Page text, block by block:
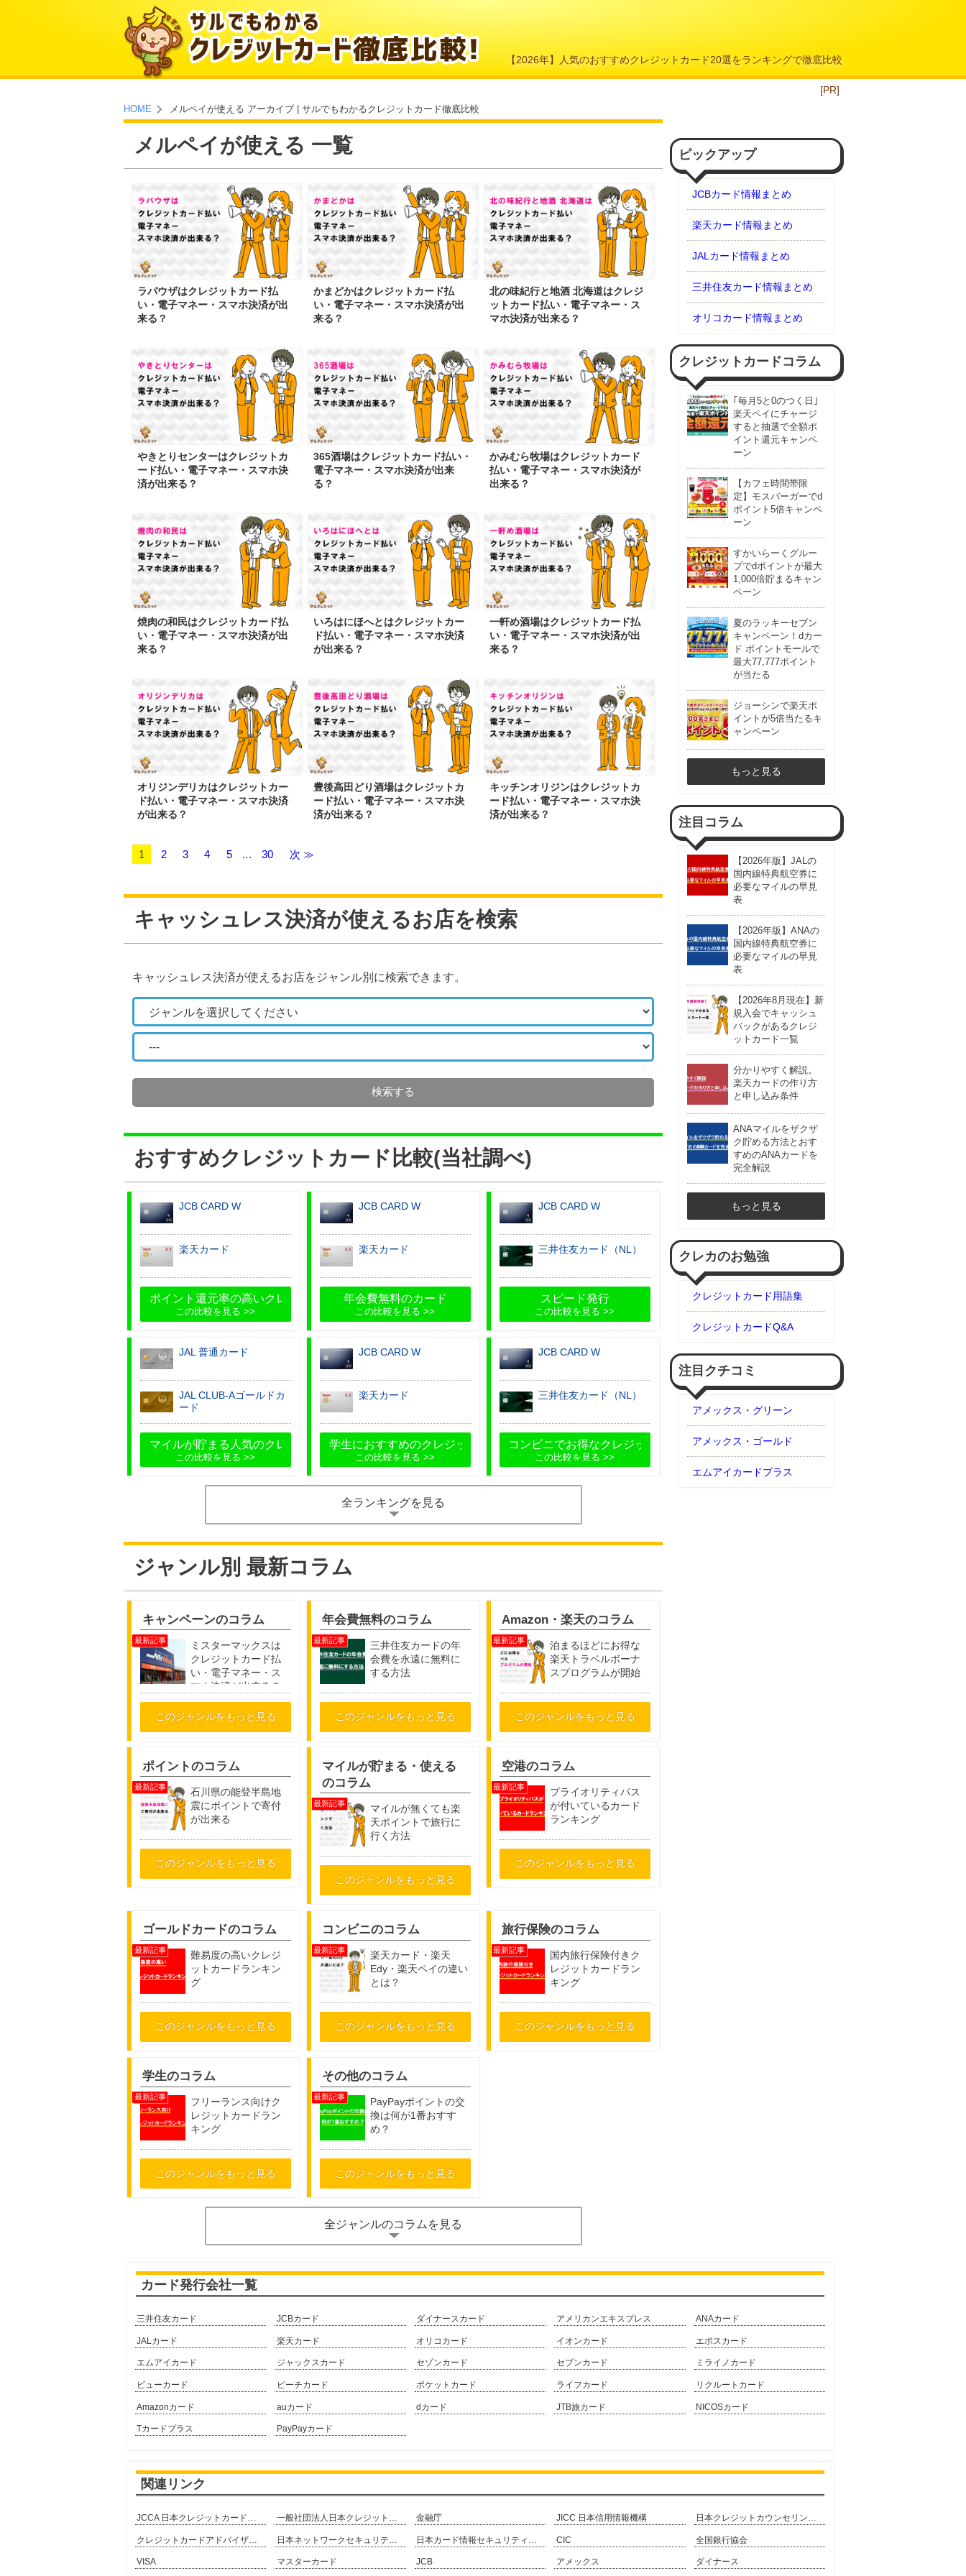
【2026年】人気のおすすめクレジットカード20選をランキングで徹底比較
[PR]
HOME メルペイが使える アーカイブ | サルでもわかるクレジットカード徹底比較
メルペイが使える 一覧
ラパウザはクレジットカード払
い・電子マネー・スマホ決済が出
来る？
かまどかはクレジットカード払
い・電子マネー・スマホ決済が出
来る？
北の味紀行と地酒 北海道はクレジ
ットカード払い・電子マネー・ス
マホ決済が出来る？
やきとりセンターはクレジットカ
ード払い・電子マネー・スマホ決
済が出来る？
365酒場はクレジットカード払い・
電子マネー・スマホ決済が出来
る？
かみむら牧場はクレジットカード
払い・電子マネー・スマホ決済が
出来る？
焼肉の和民はクレジットカード払
い・電子マネー・スマホ決済が出
来る？
いろはにほへとはクレジットカー
ド払い・電子マネー・スマホ決済
が出来る？
一軒め酒場はクレジットカード払
い・電子マネー・スマホ決済が出
来る？
オリジンデリカはクレジットカー
ド払い・電子マネー・スマホ決済
が出来る？
豊後高田どり酒場はクレジットカ
ード払い・電子マネー・スマホ決
済が出来る？
キッチンオリジンはクレジットカ
ード払い・電子マネー・スマホ決
済が出来る？
1 2 3 4 5 … 30 次 ≫
キャッシュレス決済が使えるお店を検索
キャッシュレス決済が使えるお店をジャンル別に検索できます。
検索する
おすすめクレジットカード比較(当社調べ)
JCB CARD W
楽天カード
ポイント還元率の高いクレジットカード
この比較を見る
JCB CARD W
楽天カード
年会費無料のカード
この比較を見る
JCB CARD W
三井住友カード（NL）
スピード発行
この比較を見る
JAL 普通カード
JAL CLUB-Aゴールドカ
ード
マイルが貯まる人気のクレジットカード
この比較を見る
JCB CARD W
楽天カード
学生におすすめのクレジットカード
この比較を見る
JCB CARD W
三井住友カード（NL）
コンビニでお得なクレジットカード
この比較を見る
全ランキングを見る
ジャンル別 最新コラム
キャンペーンのコラム
ミスターマックスは
クレジットカード払
い・電子マネー・ス
マホ決済が出来る？
このジャンルをもっと見る
年会費無料のコラム
三井住友カードの年
会費を永遠に無料に
する方法
このジャンルをもっと見る
Amazon・楽天のコラム
泊まるほどにお得な
楽天トラベルボーナ
スプログラムが開始
このジャンルをもっと見る
ポイントのコラム
石川県の能登半島地
震にポイントで寄付
が出来る
このジャンルをもっと見る
マイルが貯まる・使える
のコラム
マイルが無くても楽
天ポイントで旅行に
行く方法
このジャンルをもっと見る
空港のコラム
プライオリティパス
が付いているカード
ランキング
このジャンルをもっと見る
ゴールドカードのコラム
難易度の高いクレジ
ットカードランキン
グ
このジャンルをもっと見る
コンビニのコラム
楽天カード・楽天
Edy・楽天ペイの違い
とは？
このジャンルをもっと見る
旅行保険のコラム
国内旅行保険付きク
レジットカードラン
キング
このジャンルをもっと見る
学生のコラム
フリーランス向けク
レジットカードラン
キング
このジャンルをもっと見る
その他のコラム
PayPayポイントの交
換は何が1番おすす
め？
このジャンルをもっと見る
全ジャンルのコラムを見る
ピックアップ
JCBカード情報まとめ
楽天カード情報まとめ
JALカード情報まとめ
三井住友カード情報まとめ
オリコカード情報まとめ
クレジットカードコラム
｢毎月5と0のつく日｣
楽天ペイにチャージ
すると抽選で全額ポ
イント還元キャンペ
ーン
【カフェ時間帯限
定】モスバーガーでd
ポイント5倍キャンペ
ーン
すかいらーくグルー
プでdポイントが最大
1,000倍貯まるキャン
ペーン
夏のラッキーセブン
キャンペーン！dカー
ド ポイントモールで
最大77,777ポイント
が当たる
ジョーシンで楽天ポ
イントが5倍当たるキ
ャンペーン
もっと見る
注目コラム
【2026年版】JALの
国内線特典航空券に
必要なマイルの早見
表
【2026年版】ANAの
国内線特典航空券に
必要なマイルの早見
表
【2026年8月現在】新
規入会でキャッシュ
バックがあるクレジ
ットカード一覧
分かりやすく解説。
楽天カードの作り方
と申し込み条件
ANAマイルをザクザ
ク貯める方法とおす
すめのANAカードを
完全解説
もっと見る
クレカのお勉強
クレジットカード用語集
クレジットカードQ&A
注目クチコミ
アメックス・グリーン
アメックス・ゴールド
エムアイカードプラス
カード発行会社一覧
三井住友カード JCBカード ダイナースカード アメリカンエキスプレス ANAカード
JALカード 楽天カード オリコカード イオンカード エポスカード
エムアイカード ジャックスカード セゾンカード セブンカード ミライノカード
ビューカード ピーチカード ポケットカード ライフカード リクルートカード
Amazonカード auカード dカード JTB旅カード NICOSカード
Tカードプラス PayPayカード
関連リンク
JCCA 日本クレジットカード協会 一般社団法人日本クレジット協会 金融庁 JICC 日本信用情報機構 日本クレジットカウンセリング協会
CIC 全国銀行協会
VISA マスターカード JCB アメックス ダイナース